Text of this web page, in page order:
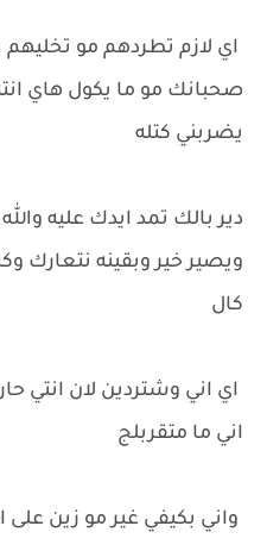
اي لازم تطردهم مو
صحبانك مو ما يكول هاي
يضربني كتله
دير بالك تمد ايدك عليه
ويصير خير وبقينه نتعارك
كال
اي اني وشتردين لان انتي
اني ما متقربلج
واني بكيفي غير مو زين